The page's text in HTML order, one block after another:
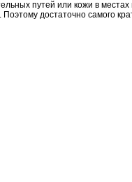
путей или кожи в
достаточно самого